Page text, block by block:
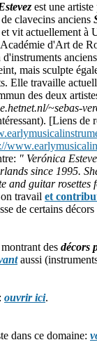
est une
clavecins anciens
vit actuellement à
d'Art de
d'instruments
mais sculpte
Elle travaille
des deux
~sebas-
[Liens de
" Verónica
since 1995.
and guitar
travail et
de certains
des décors
aussi
ouvrir ici.
dans ce domaine: